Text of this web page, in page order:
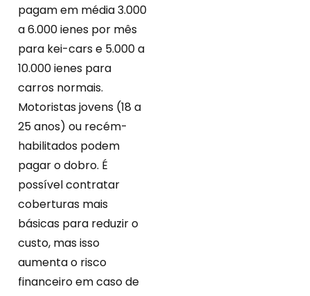
pagam em média 3.000
a 6.000 ienes por mês
para kei-cars e 5.000 a
10.000 ienes para
carros normais.
Motoristas jovens (18 a
25 anos) ou recém-
habilitados podem
pagar o dobro. É
possível contratar
coberturas mais
básicas para reduzir o
custo, mas isso
aumenta o risco
financeiro em caso de